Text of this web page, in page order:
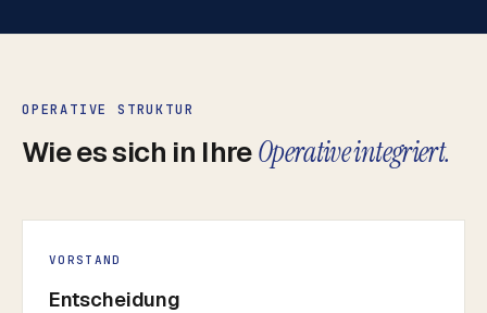
OPERATIVE STRUKTUR
Wie es sich in IhreOperative integriert.
VORSTAND
Entscheidung